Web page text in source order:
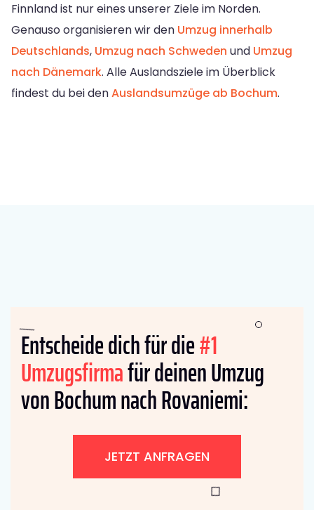
Finnland ist nur eines unserer Ziele im Norden.
Genauso organisieren wir den Umzug innerhalb
Deutschlands, Umzug nach Schweden und Umzug
nach Dänemark. Alle Auslandsziele im Überblick
findest du bei denAuslandsumzüge ab Bochum.
Entscheide dich für die#1
Umzugsfirmafür deinen Umzug
von Bochum nach Rovaniemi:
JETZT ANFRAGEN